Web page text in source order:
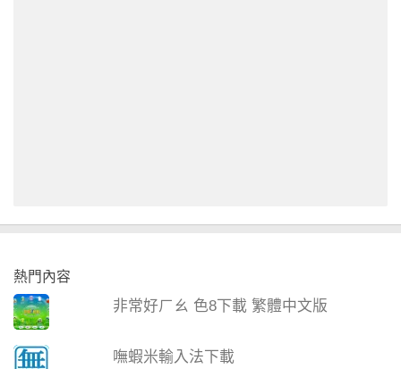
熱門內容
非常好ㄏㄠ 色8下載 繁體中文版
嘸蝦米輸入法下載